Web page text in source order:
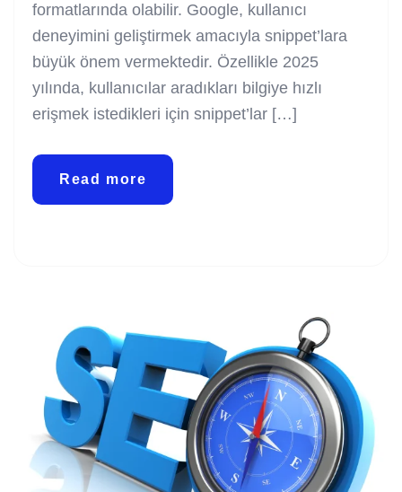
formatlarında olabilir. Google, kullanıcı
deneyimini geliştirmek amacıyla snippet’lara
büyük önem vermektedir. Özellikle 2025
yılında, kullanıcılar aradıkları bilgiye hızlı
erişmek istedikleri için snippet’lar […]
Read more